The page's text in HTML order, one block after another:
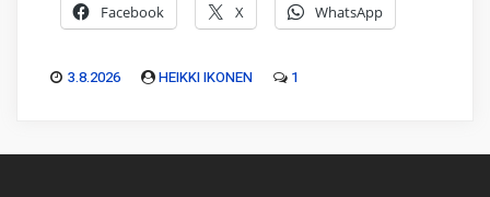
Facebook X WhatsApp
3.8.2026 HEIKKI IKONEN 1